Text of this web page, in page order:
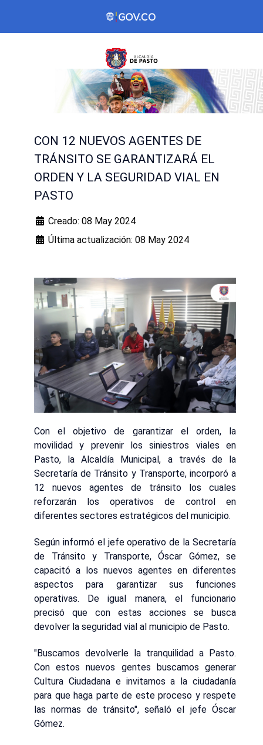
CON 12 NUEVOS AGENTES DE
TRÁNSITO SE GARANTIZARÁ EL
ORDEN Y LA SEGURIDAD VIAL EN
PASTO
Creado: 08 May 2024
Última actualización: 08 May 2024
Con el objetivo de garantizar el orden, la
movilidad y prevenir los siniestros viales en
Pasto, la Alcaldía Municipal, a través de la
Secretaría de Tránsito y Transporte, incorporó a
12 nuevos agentes de tránsito los cuales
reforzarán los operativos de control en
diferentes sectores estratégicos del municipio.
Según informó el jefe operativo de la Secretaría
de Tránsito y Transporte, Óscar Gómez, se
capacitó a los nuevos agentes en diferentes
aspectos para garantizar sus funciones
operativas. De igual manera, el funcionario
precisó que con estas acciones se busca
devolver la seguridad vial al municipio de Pasto.
"Buscamos devolverle la tranquilidad a Pasto.
Con estos nuevos gentes buscamos generar
Cultura Ciudadana e invitamos a la ciudadanía
para que haga parte de este proceso y respete
las normas de tránsito", señaló el jefe Óscar
Gómez.